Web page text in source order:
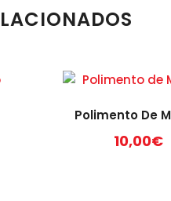
Polimento De
10,00€